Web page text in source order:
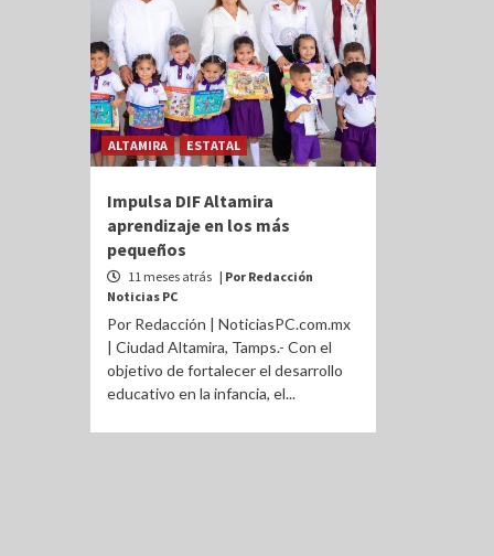
ALTAMIRA ESTATAL
Impulsa DIF Altamira
aprendizaje en los más
pequeños
11 meses atrás | Por Redacción
Noticias PC
Por Redacción | NoticiasPC.com.mx
| Ciudad Altamira, Tamps.- Con el
objetivo de fortalecer el desarrollo
educativo en la infancia, el...